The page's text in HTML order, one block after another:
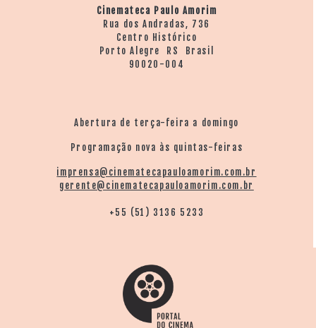
Cinemateca Paulo Amorim
Rua dos Andradas, 736
Centro Histórico
Porto Alegre RS Brasil
90020-004
Abertura de terça-feira a domingo
Programação nova às quintas-feiras
imprensa@cinematecapauloamorim.com.br
gerente@cinematecapauloamorim.com.br
+55 (51) 3136 5233